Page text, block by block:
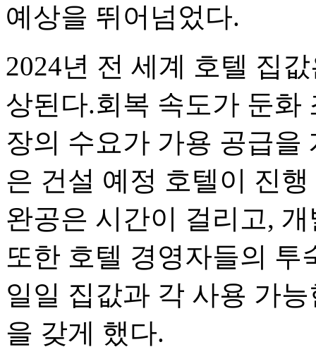
예상을 뛰어넘었다.
2024년 전 세계 호텔 집
상된다.회복 속도가 둔화
장의 수요가 가용 공급을
은 건설 예정 호텔이 진
완공은 시간이 걸리고,
또한 호텔 경영자들의
일일 집값과 각 사용 가
을 갖게 했다.